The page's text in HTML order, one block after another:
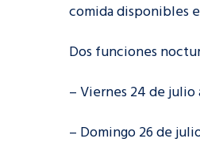
comida disponibles
Dos funciones
– Viernes 24 de julio
– Domingo 26 de